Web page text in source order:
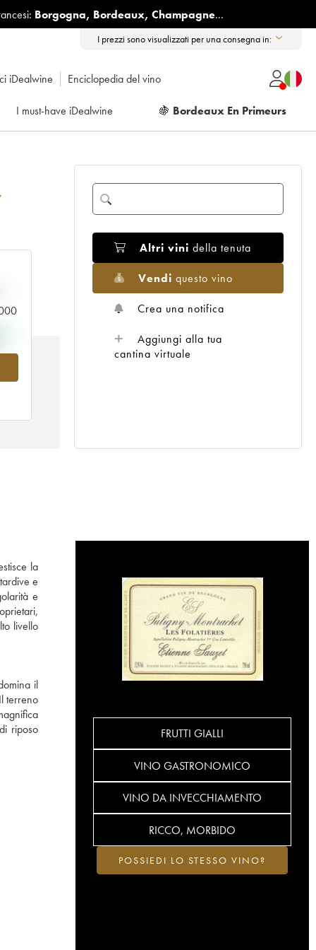
Borgogna, Bordeaux, Champagne...
I prezzi sono visualizzati per una consegna in:
iDealwine Enciclopedia del vino
I must-have iDealwine 🍇 Bordeaux En Primeurs
Altri vini della tenuta
Vendi questo vino
Crea una notifica
Aggiungi alla tua
cantina virtuale
la
e
e
livello
il
terreno
riposo
FRUTTI GIALLI
VINO GASTRONOMICO
VINO DA INVECCHIAMENTO
RICCO, MORBIDO
POSSIEDI LO STESSO VINO?